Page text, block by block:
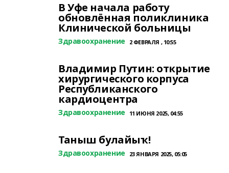
В Уфе начала работу
обновлённая поликлиника
Клинической больницы
Здравоохранение 2 ФЕВРАЛЯ , 10:55
Владимир Путин: открытие
хирургического корпуса
Республиканского
кардиоцентра
Здравоохранение 11 ИЮНЯ 2025, 04:55
Таныш булайыҡ!
Здравоохранение 23 ЯНВАРЯ 2025, 05:05